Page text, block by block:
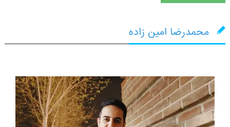
محمدرضا امین زاده